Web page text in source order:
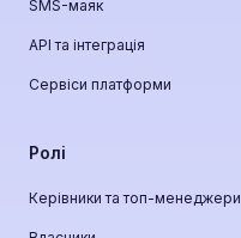
SMS-маяк
API та інтеграція
Сервіси платформи
Ролі
Керівники та топ-менеджери